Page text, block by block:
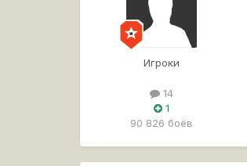
Игроки
14
1
90 826 боёв